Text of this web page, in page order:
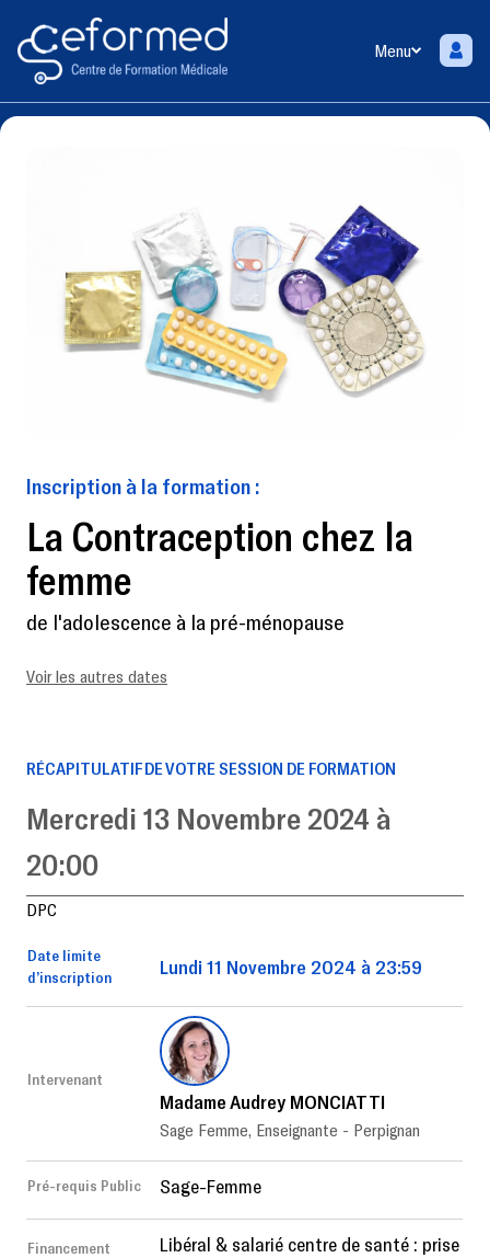
Menu
Inscription à la formation :
La Contraception chez la
femme
de l'adolescence à la pré-ménopause
Voir les autres dates
RÉCAPITULATIF DE VOTRE SESSION DE FORMATION
Mercredi 13 Novembre 2024 à
20:00
DPC
Date limite
d’inscription
Lundi 11 Novembre 2024 à 23:59
Intervenant
Madame Audrey MONCIATTI
Sage Femme, Enseignante - Perpignan
Pré-requis Public Sage-Femme
Financement
Libéral & salarié centre de santé : prise